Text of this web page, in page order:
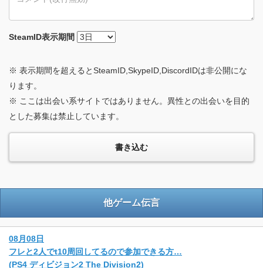
SteamID表示期間
※ 表示期間を超えるとSteamID,SkypeID,DiscordIDは非公開にな
ります。
※ ここは出会い系サイトではありません。異性との出会いを目的
とした募集は禁止しています。
他ゲーム伝言
08月08日
フレと2人でt10周回してるので参加できる方…
(PS4 ディビジョン2 The Division2)